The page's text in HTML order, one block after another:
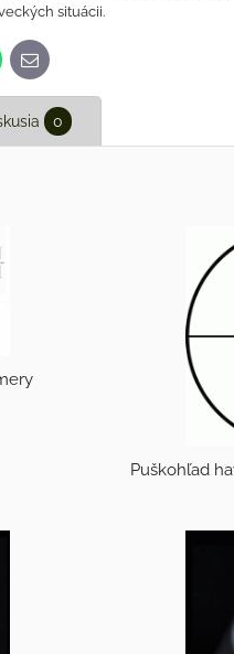
situácii.
E-
mail
0
Puškohľad